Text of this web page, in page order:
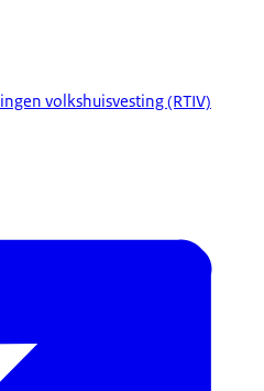
volkshuisvesting (RTIV)